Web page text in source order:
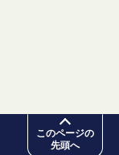
このページの
先頭へ